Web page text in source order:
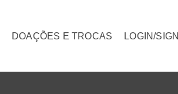
DOAÇÕES E TROCAS LOGIN/